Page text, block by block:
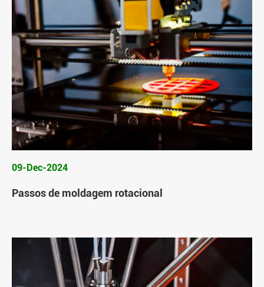
09-Dec-2024
Passos de moldagem rotacional